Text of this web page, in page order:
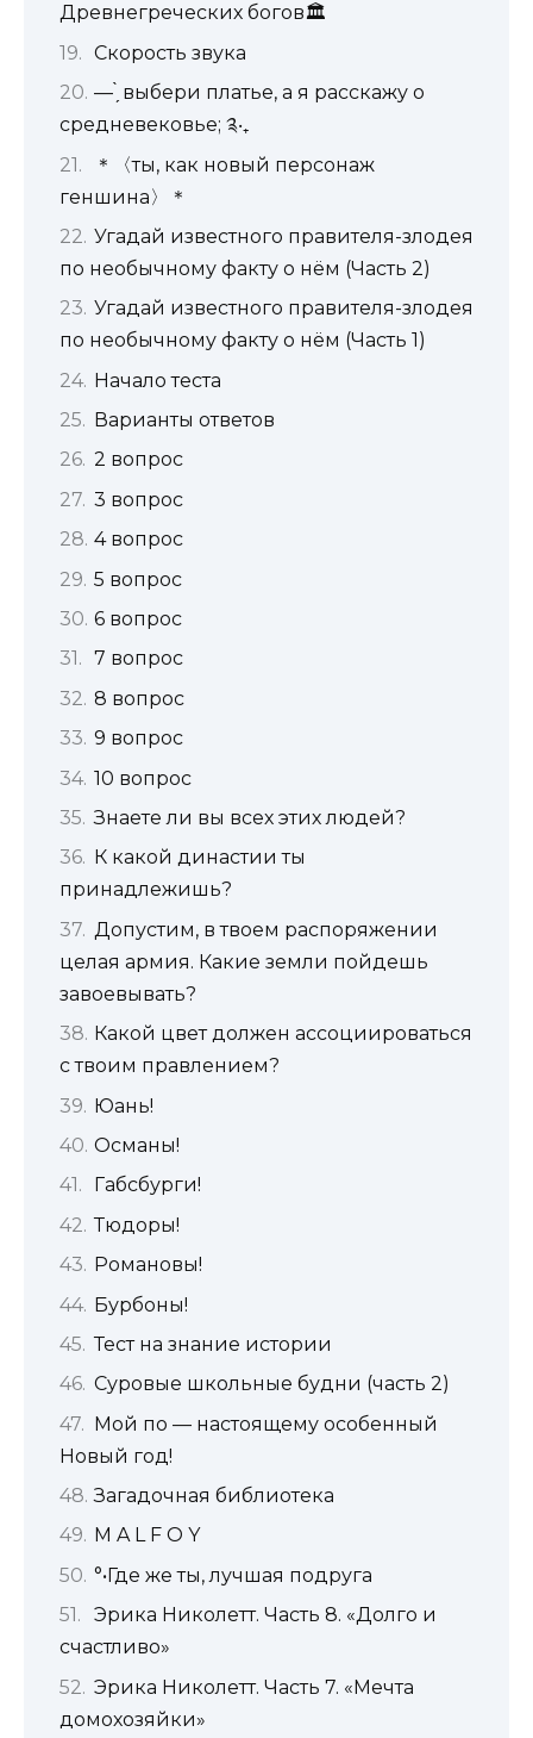
Древнегреческих богов🏛
Скорость звука
— ̗̀ выбери платье, а я расскажу о
средневековье; ༉‧₊
＊〈ты, как новый персонаж
геншина〉＊
Угадай известного правителя-злодея
по необычному факту о нём (Часть 2)
Угадай известного правителя-злодея
по необычному факту о нём (Часть 1)
Начало теста
Варианты ответов
2 вопрос
3 вопрос
4 вопрос
5 вопрос
6 вопрос
7 вопрос
8 вопрос
9 вопрос
10 вопрос
Знаете ли вы всех этих людей?
К какой династии ты
принадлежишь?
Допустим, в твоем распоряжении
целая армия. Какие земли пойдешь
завоевывать?
Какой цвет должен ассоциироваться
с твоим правлением?
Юань!
Османы!
Габсбурги!
Тюдоры!
Романовы!
Бурбоны!
Тест на знание истории
Суровые школьные будни (часть 2)
Мой по — настоящему особенный
Новый год!
Загадочная библиотека
M A L F O Y
°•Где же ты, лучшая подруга
Эрика Николетт. Часть 8. «Долго и
счастливо»
Эрика Николетт. Часть 7. «Мечта
домохозяйки»